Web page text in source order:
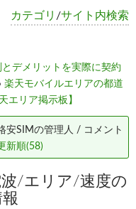
サイト内検索
カテゴリ /
デメリットを実際に契約
› 楽天モバイルエリアの都道
エリア掲示板】
安SIMの管理人 / コメント
新順(58)
/エリア/速度の